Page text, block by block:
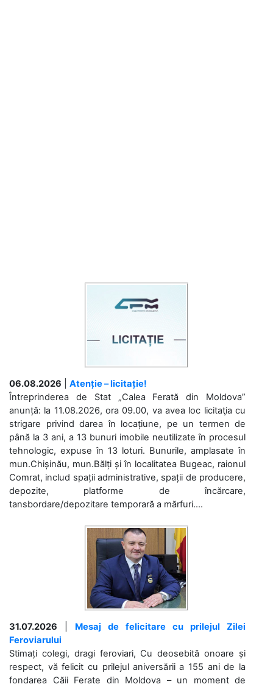
06.08.2026
Atenție – licitație!
Întreprinderea de Stat „Calea Ferată din Moldova”
anunță: la 11.08.2026, ora 09.00, va avea loc licitaţia cu
strigare privind darea în locațiune, pe un termen de
până la 3 ani, a 13 bunuri imobile neutilizate în procesul
tehnologic, expuse în 13 loturi. Bunurile, amplasate în
mun.Chișinău, mun.Bălți și în localitatea Bugeac, raionul
Comrat, includ spații administrative, spații de producere,
depozite, platforme de încărcare,
tansbordare/depozitare temporară a mărfuri....
31.07.2026
Mesaj de felicitare cu prilejul Zilei
Feroviarului
Stimați colegi, dragi feroviari, Cu deosebită onoare și
respect, vă felicit cu prilejul aniversării a 155 ani de la
fondarea Căii Ferate din Moldova – un moment de